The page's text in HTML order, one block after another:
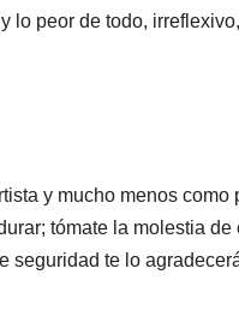
lo peor de todo,
y mucho menos como
tómate la molestia de
seguridad te lo